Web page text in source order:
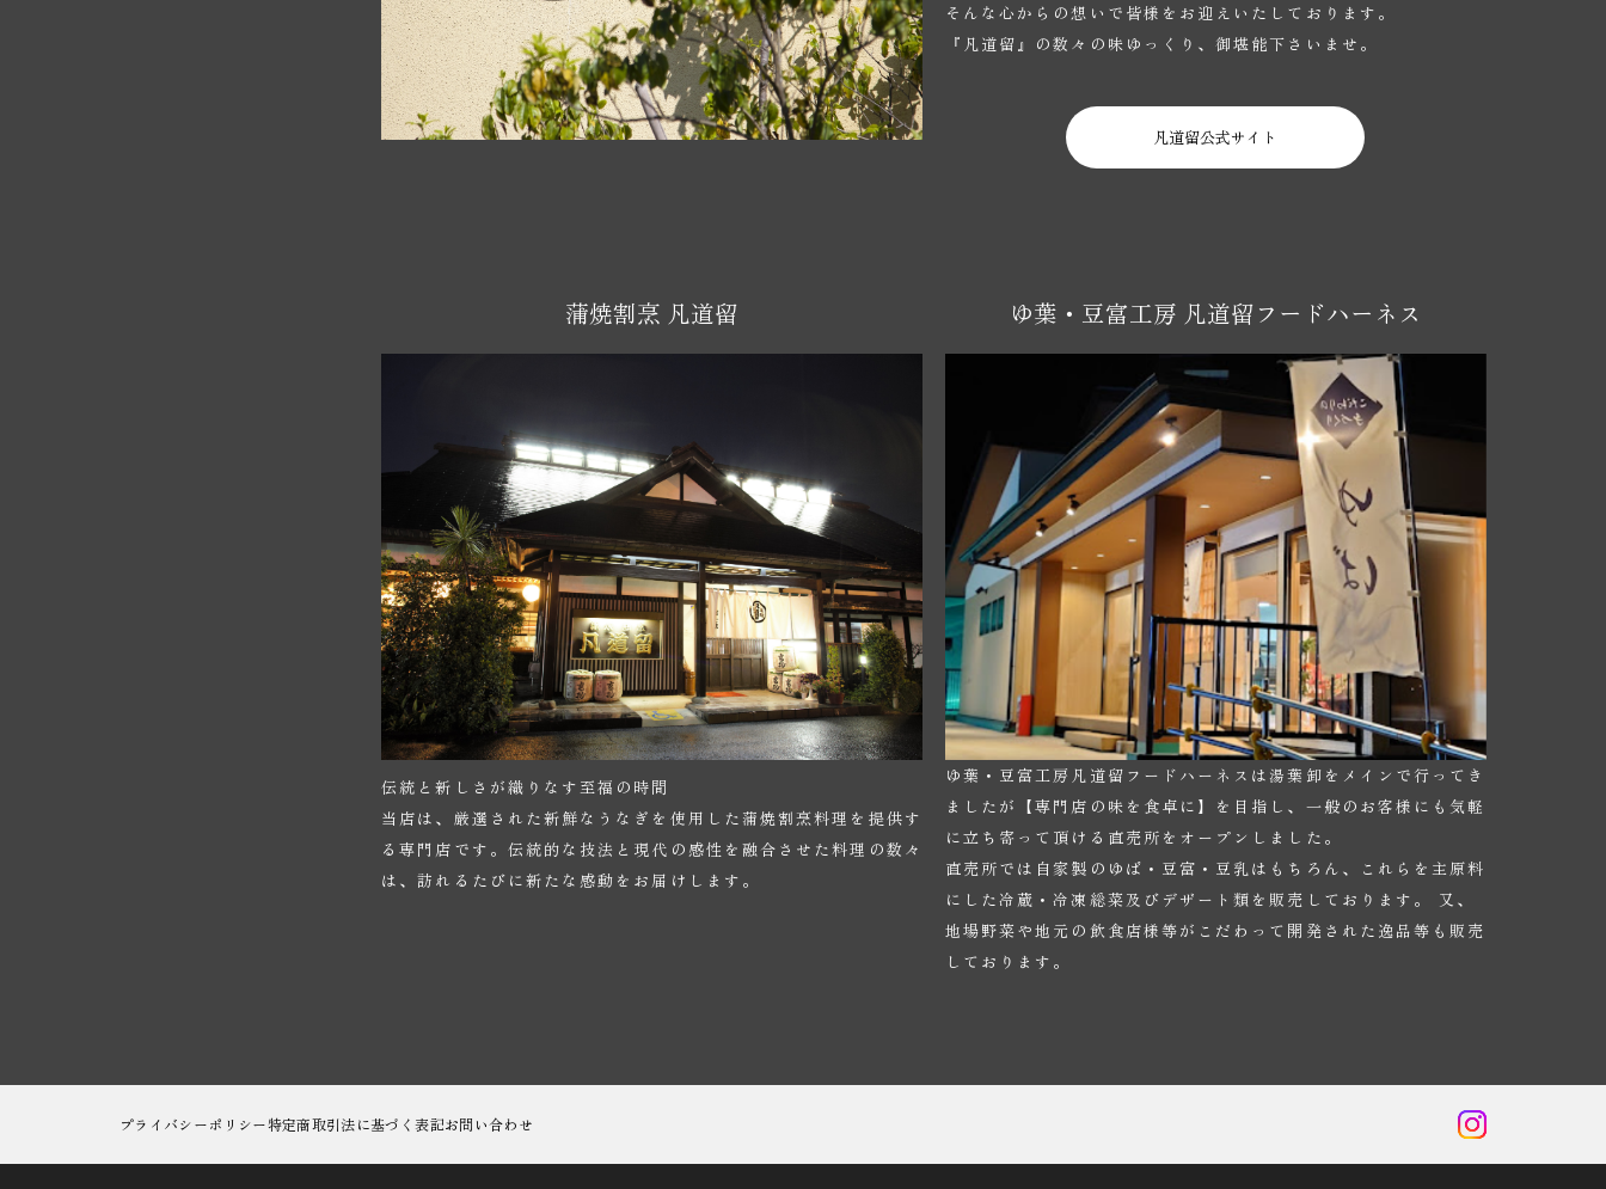
そんな心からの想いで皆様をお迎えいたしております。
『凡道留』の数々の味ゆっくり、御堪能下さいませ。
凡道留公式サイト
蒲焼割烹 凡道留
伝統と新しさが織りなす至福の時間
当店は、厳選された新鮮なうなぎを使用した蒲焼割烹料理を提供す
る専門店です。伝統的な技法と現代の感性を融合させた料理の数々
は、訪れるたびに新たな感動をお届けします。
ゆ葉・豆富工房 凡道留フードハーネス
ゆ葉・豆富工房凡道留フードハーネスは湯葉卸をメインで行ってき
ましたが【専門店の味を食卓に】を目指し、一般のお客様にも気軽
に立ち寄って頂ける直売所をオープンしました。
直売所では自家製のゆば・豆富・豆乳はもちろん、これらを主原料
にした冷蔵・冷凍総菜及びデザート類を販売しております。 又、
地場野菜や地元の飲食店様等がこだわって開発された逸品等も販売
しております。
プライバシーポリシー特定商取引法に基づく表記お問い合わせ